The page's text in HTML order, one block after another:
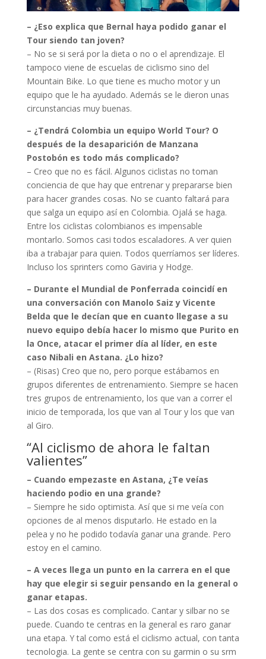
– ¿Eso explica que Bernal haya podido ganar el
Tour siendo tan joven?
– No se si será por la dieta o no o el aprendizaje. El
tampoco viene de escuelas de ciclismo sino del
Mountain Bike. Lo que tiene es mucho motor y un
equipo que le ha ayudado. Además se le dieron unas
circunstancias muy buenas.
– ¿Tendrá Colombia un equipo World Tour? O
después de la desaparición de Manzana
Postobón es todo más complicado?
– Creo que no es fácil. Algunos ciclistas no toman
conciencia de que hay que entrenar y prepararse bien
para hacer grandes cosas. No se cuanto faltará para
que salga un equipo así en Colombia. Ojalá se haga.
Entre los ciclistas colombianos es impensable
montarlo. Somos casi todos escaladores. A ver quien
iba a trabajar para quien. Todos querríamos ser líderes.
Incluso los sprinters como Gaviria y Hodge.
– Durante el Mundial de Ponferrada coincidí en
una conversación con Manolo Saiz y Vicente
Belda que le decían que en cuanto llegase a su
nuevo equipo debía hacer lo mismo que Purito en
la Once, atacar el primer día al líder, en este
caso Nibali en Astana. ¿Lo hizo?
– (Risas) Creo que no, pero porque estábamos en
grupos diferentes de entrenamiento. Siempre se hacen
tres grupos de entrenamiento, los que van a correr el
inicio de temporada, los que van al Tour y los que van
al Giro.
“Al ciclismo de ahora le faltan
valientes”
– Cuando empezaste en Astana, ¿Te veías
haciendo podio en una grande?
– Siempre he sido optimista. Así que si me veía con
opciones de al menos disputarlo. He estado en la
pelea y no he podido todavía ganar una grande. Pero
estoy en el camino.
– A veces llega un punto en la carrera en el que
hay que elegir si seguir pensando en la general o
ganar etapas.
– Las dos cosas es complicado. Cantar y silbar no se
puede. Cuando te centras en la general es raro ganar
una etapa. Y tal como está el ciclismo actual, con tanta
tecnologia. La gente se centra con su garmin o su srm